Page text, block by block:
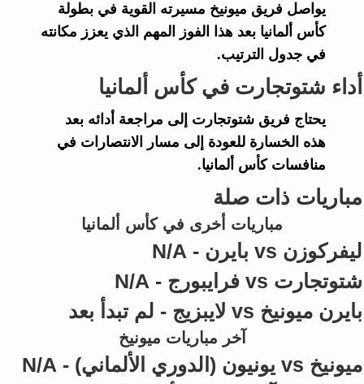
يواصل فريق ميونيخ مسيرته القوية في بطولة
كأس ألمانيا بعد هذا الفوز المهم الذي يعزز مكانته
في جدول الترتيب.
أداء شتوتجارت في كأس ألمانيا
يحتاج فريقشتوتجارت إلى مراجعة أدائه بعد
هذه الخسارة للعودة إلى مسار الانتصارات في
منافساتكأس ألمانيا.
مباريات ذات صلة
مباريات أخرى في كأس ألمانيا
ليفركوزن vs بايرن - N/A
شتوتجارت vs فرايبورج - N/A
بايرن ميونيخ vs لايبزيج - لم تبدأ بعد
آخر مباريات ميونيخ
ميونيخ vs يونيون (الدوري الألماني) - N/A